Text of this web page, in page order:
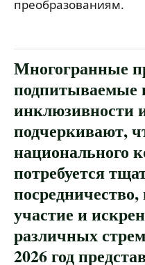
преобразованиям.
Многогранные
подпитываемые
инклюзивности
подчеркивают,
национального
потребуется
участие и
различных
2026 год